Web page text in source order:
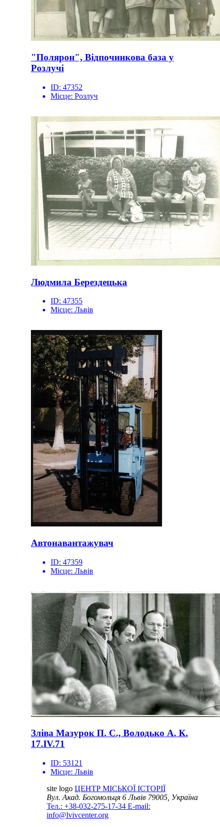
"Полярон", Відпочинкова база у
Розлучі
ID: 47352
Місце: Розлуч
Людмила Берездецька
ID: 47355
Місце: Львів
Автонавантажувач
ID: 47359
Місце: Львів
Зліва Мазурок П. С., Володько А. К.
17.IV.71
ID: 53121
Місце: Львів
site logo ЦЕНТР МІСЬКОЇ ІСТОРІЇ
Вул. Акад. Богомольця 6Львів 79005, Україна
Тел.: +38-032-275-17-34 E-mail:
info@lvivcenter.org